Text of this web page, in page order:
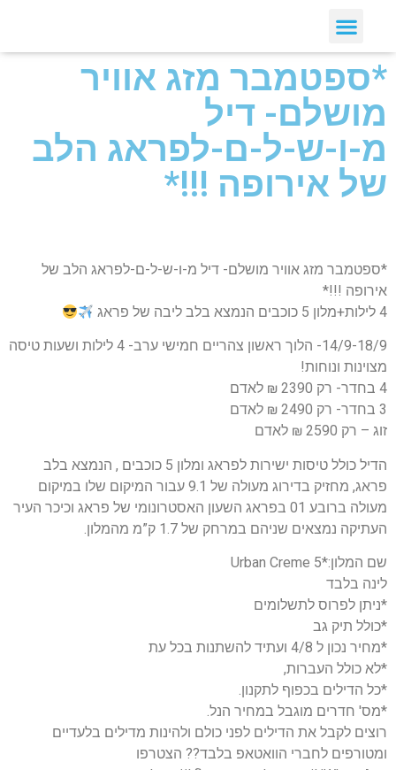
*ספטמבר מזג אוויר
מושלם- דיל
מ-ו-ש-ל-ם-לפראג הלב
של אירופה !!!*
*ספטמבר מזג אוויר מושלם- דיל מ-ו-ש-ל-ם-לפראג הלב של
אירופה !!!*
4 לילות+מלון 5 כוכבים הנמצא בלב ליבה של פראג
14/9-18/9- הלוך ראשון צהריים חמישי ערב- 4 לילות ושעות טיסה
מצוינות ונוחות!
4 בחדר- רק 2390 ₪ לאדם
3 בחדר- רק 2490 ₪ לאדם
זוג – רק 2590 ₪ לאדם
הדיל כולל טיסות ישירות לפראג ומלון 5 כוכבים , הנמצא בלב
פראג, מחזיק בדירוג מעולה של 9.1 עבור המיקום שלו במיקום
מעולה ברובע 01 בפראג השעון האסטרונומי של פראג וכיכר העיר
העתיקה נמצאים שניהם במרחק של 1.7 ק”מ מהמלון.
שם המלון:*5 Urban Creme
לינה בלבד
*ניתן לפרוס לתשלומים
*כולל תיק גב
*מחיר נכון ל 4/8 ועתיד להשתנות בכל עת
*לא כולל העברות,
*כל הדילים בכפוף לתקנון.
*מס' חדרים מוגבל במחיר הנל.
רוצים לקבל את הדילים לפני כולם ולהינות מדילים בלעדיים
ומטורפים לחברי הוואטאפ בלבד?? הצטרפו